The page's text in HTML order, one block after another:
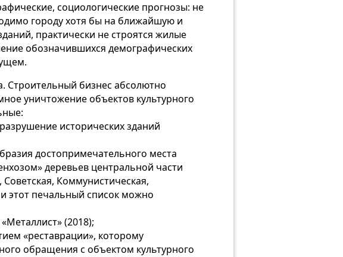
социологические прогнозы: не
городу хотя бы на ближайшую и
практически не строятся жилые
обозначившихся демографических
Строительный бизнес абсолютно
уничтожение объектов культурного
исторических зданий
достопримечательного места
деревьев центральной части
Коммунистическая,
этот печальный список можно
(2018);
«реставрации», которому
обращения с объектом культурного